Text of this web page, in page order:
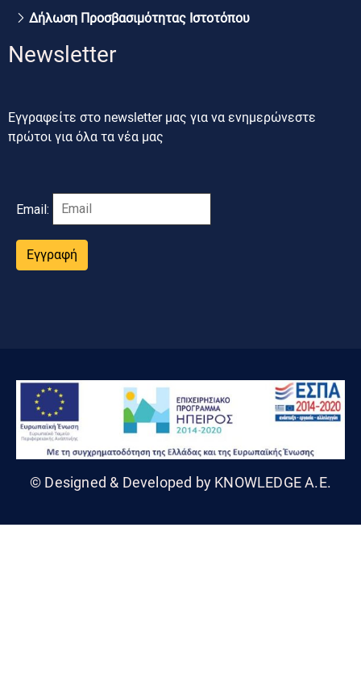
Δήλωση Προσβασιμότητας Ιστοτόπου
Newsletter
Εγγραφείτε στο newsletter μας για να ενημερώνεστε
πρώτοι για όλα τα νέα μας
Email:
Εγγραφή
© Designed & Developed by KNOWLEDGE A.E.